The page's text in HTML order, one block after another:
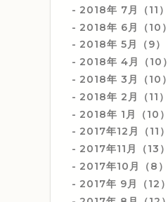
2018年 7月（11）
2018年 6月（10）
2018年 5月（9）
2018年 4月（10）
2018年 3月（10）
2018年 2月（11）
2018年 1月（10）
2017年12月（11）
2017年11月（13）
2017年10月（8）
2017年 9月（12）